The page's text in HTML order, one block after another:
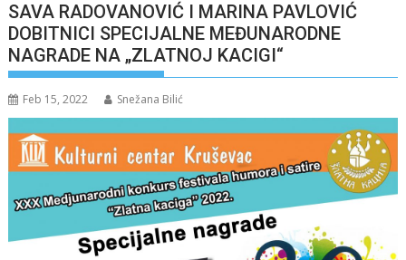
SAVA RADOVANOVIĆ I MARINA PAVLOVIĆ
DOBITNICI SPECIJALNE MEĐUNARODNE
NAGRADE NA „ZLATNOJ KACIGI“
Feb 15, 2022 Snežana Bilić